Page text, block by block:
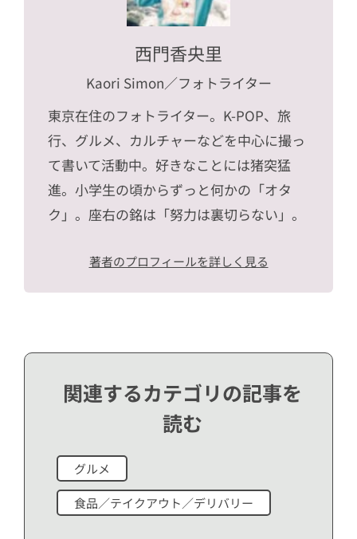
西門香央里
Kaori Simon／フォトライター
東京在住のフォトライター。K-POP、旅
行、グルメ、カルチャーなどを中心に撮っ
て書いて活動中。好きなことには猪突猛
進。小学生の頃からずっと何かの「オタ
ク」。座右の銘は「努力は裏切らない」。
著者のプロフィールを詳しく見る
関連するカテゴリの記事を
読む
グルメ
食品／テイクアウト／デリバリー